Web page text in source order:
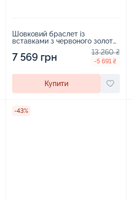
Шовковий браслет із
вставками з червоного золота
7 569 грн 13 260 ₴
-5 691 ₴
Купити
-43%